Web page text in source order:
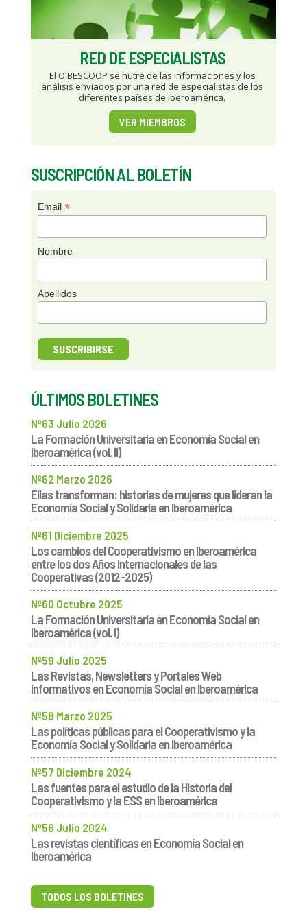
RED DE ESPECIALISTAS
El OIBESCOOP se nutre de las informaciones y los
análisis enviados por una red de especialistas de los
diferentes países de Iberoamérica.
VER MIEMBROS
SUSCRIPCIÓN AL BOLETÍN
Email *
Nombre
Apellidos
ÚLTIMOS BOLETINES
Nº63 Julio 2026
La Formación Universitaria en Economía Social en
Iberoamérica (vol. II)
Nº62 Marzo 2026
Ellas transforman: historias de mujeres que lideran la
Economía Social y Solidaria en Iberoamérica
Nº61 Diciembre 2025
Los cambios del Cooperativismo en Iberoamérica
entre los dos Años Internacionales de las
Cooperativas (2012-2025)
Nº60 Octubre 2025
La Formación Universitaria en Economía Social en
Iberoamérica (vol. I)
Nº59 Julio 2025
Las Revistas, Newsletters y Portales Web
informativos en Economía Social en Iberoamérica
Nº58 Marzo 2025
Las políticas públicas para el Cooperativismo y la
Economía Social y Solidaria en Iberoamérica
Nº57 Diciembre 2024
Las fuentes para el estudio de la Historia del
Cooperativismo y la ESS en Iberoamérica
Nº56 Julio 2024
Las revistas científicas en Economía Social en
Iberoamérica
TODOS LOS BOLETINES